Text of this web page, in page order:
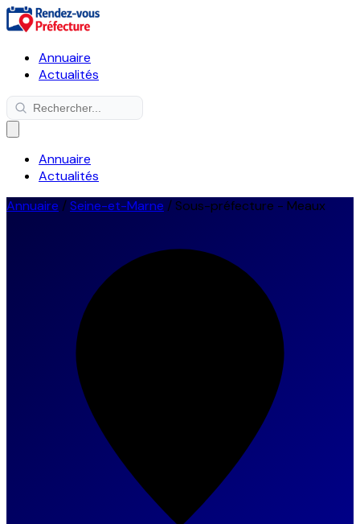
Annuaire
Actualités
Annuaire
Actualités
Annuaire /Seine-et-Marne / Sous-préfecture - Meaux